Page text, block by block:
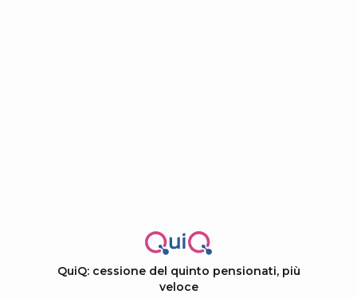
QuiQ: cessione del quinto pensionati, più
veloce